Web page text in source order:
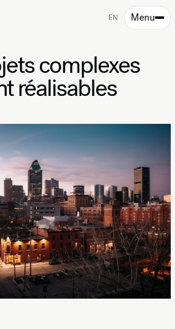
EN Menu
complexes
réalisables